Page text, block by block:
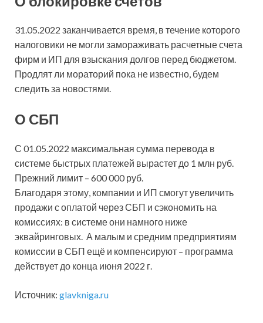
31.05.2022 заканчивается время, в течение которого
налоговики не могли замораживать расчетные счета
фирм и ИП для взыскания долгов перед бюджетом.
Продлят ли мораторий пока не известно, будем
следить за новостями.
О СБП
С 01.05.2022 максимальная сумма перевода в
системе быстрых платежей вырастет до 1 млн руб.
Прежний лимит – 600 000 руб.
Благодаря этому, компании и ИП смогут увеличить
продажи с оплатой через СБП и сэкономить на
комиссиях: в системе они намного ниже
эквайринговых. А малым и средним предприятиям
комиссии в СБП ещё и компенсируют – программа
действует до конца июня 2022 г.
Источник: glavkniga.ru